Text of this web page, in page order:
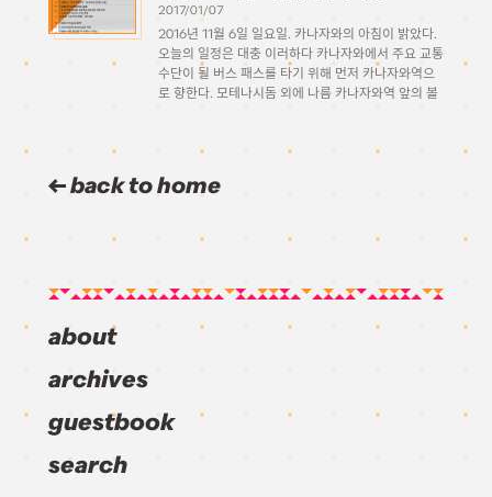
2017/01/07
2016년 11월 6일 일요일. 카나자와의 아침이 밝았다.
오늘의 일정은 대충 이러하다 카나자와에서 주요 교통
수단이 될 버스 패스를 타기 위해 먼저 카나자와역으
로 향한다. 모테나시돔 외에 나름 카나자와역 앞의 볼
거리중 하나인 물시계. 뭔가 밤에 조명을 받으면 더 잘
back to home
about
archives
guestbook
search